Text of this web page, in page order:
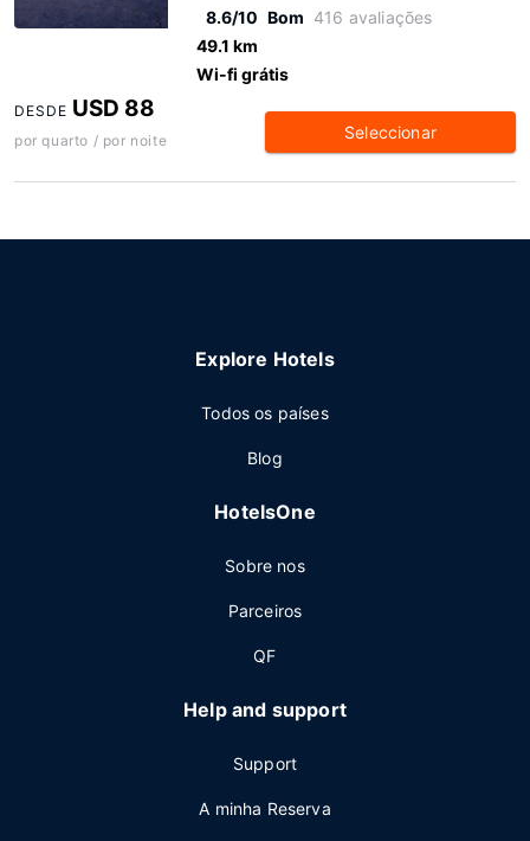
8.6/10 Bom 416 avaliações
49.1 km
Wi-fi grátis
DESDE USD 88
por quarto / por noite Seleccionar
Explore Hotels
Todos os países
Blog
HotelsOne
Sobre nos
Parceiros
QF
Help and support
Support
A minha Reserva